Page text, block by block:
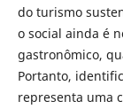
do turismo
o social ainda é
gastronômico,
Portanto,
representa uma